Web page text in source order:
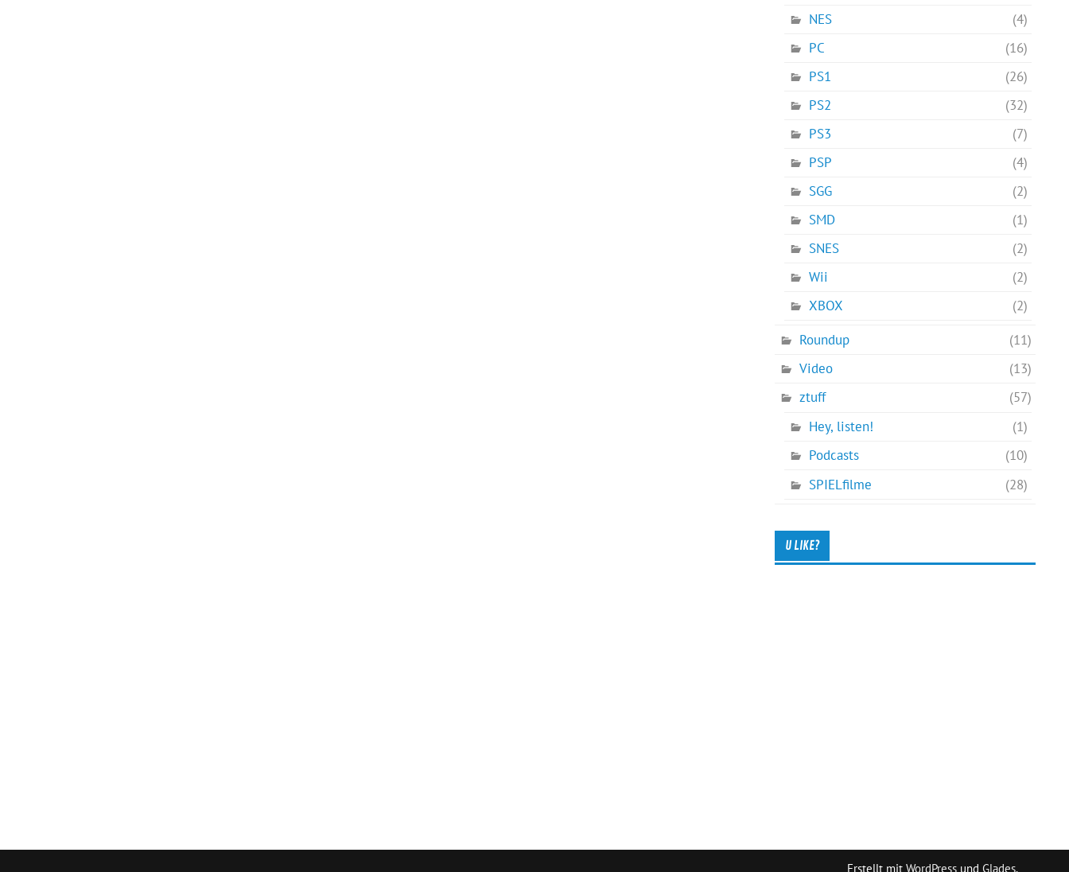
NES
(4)
PC
(16)
PS1
(26)
PS2
(32)
PS3
(7)
PSP
(4)
SGG
(2)
SMD
(1)
SNES
(2)
Wii
(2)
XBOX
(2)
Roundup
(11)
Video
(13)
ztuff
(57)
Hey, listen!
(1)
Podcasts
(10)
SPIELfilme
(28)
U LIKE?
Erstellt mit WordPress und Glades.